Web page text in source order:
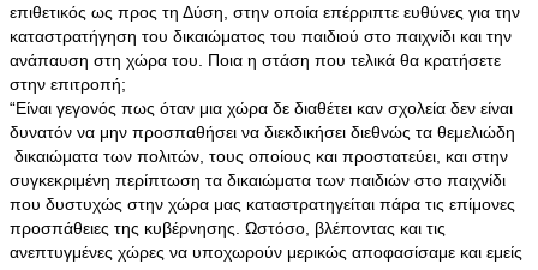
επιθετικός ως προς τη Δύση, στην οποία επέρριπτε ευθύνες για την
καταστρατήγηση του δικαιώματος του παιδιού στο παιχνίδι και την
ανάπαυση στη χώρα του. Ποια η στάση που τελικά θα κρατήσετε
στην επιτροπή;
“Είναι γεγονός πως όταν μια χώρα δε διαθέτει καν σχολεία δεν είναι
δυνατόν να μην προσπαθήσει να διεκδικήσει διεθνώς τα θεμελιώδη
δικαιώματα των πολιτών, τους οποίους και προστατεύει, και στην
συγκεκριμένη περίπτωση τα δικαιώματα των παιδιών στο παιχνίδι
που δυστυχώς στην χώρα μας καταστρατηγείται πάρα τις επίμονες
προσπάθειες της κυβέρνησης. Ωστόσο, βλέποντας και τις
ανεπτυγμένες χώρες να υποχωρούν μερικώς αποφασίσαμε και εμείς